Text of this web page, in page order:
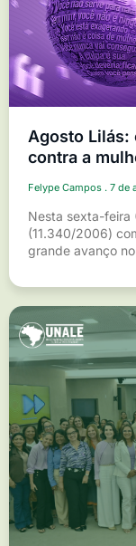
Agosto Lilás:
contra a
Felype Campos 7 de
Nesta sexta-feira
(11.340/2006)
grande avanço